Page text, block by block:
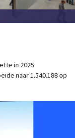
in 2025
naar 1.540.188 op